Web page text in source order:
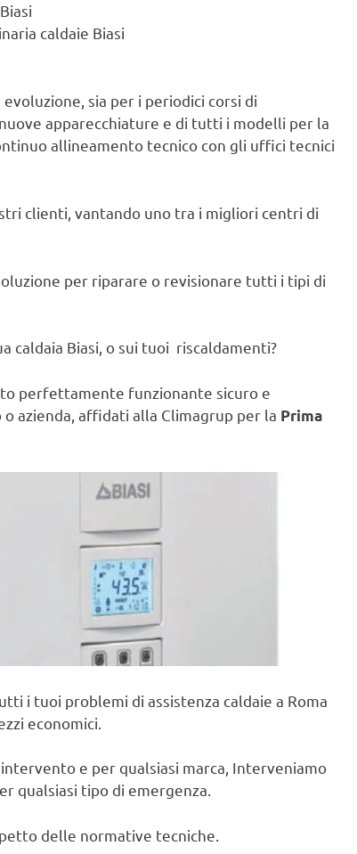
caldaie Biasi
sia per i periodici corsi di
apparecchiature e di tutti i modelli per la
allineamento tecnico con gli uffici tecnici
clienti, vantando uno tra i migliori centri di
per riparare o revisionare tutti i tipi di
caldaia Biasi, o sui tuoi riscaldamenti?
perfettamente funzionante sicuro e
azienda, affidati alla Climagrup per la Prima
i tuoi problemi di assistenza caldaie a Roma
economici.
e per qualsiasi marca, Interveniamo
qualsiasi tipo di emergenza.
delle normative tecniche.